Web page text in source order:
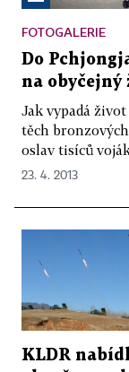
FOTOGALERIE
Do
na obyčejný
Jak vypadá
těch
oslav tisíců
23. 4. 2013
KLDR